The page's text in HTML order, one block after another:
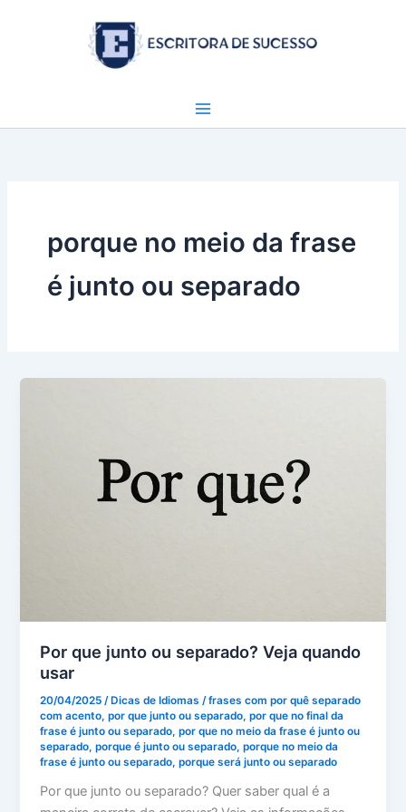
porque no meio da frase
é junto ou separado
Por que junto ou separado? Veja quando
usar
20/04/2025 /Dicas de Idiomas /frases com por quê separado
com acento,por que junto ou separado,por que no final da
frase é junto ou separado,por que no meio da frase é junto ou
separado,porque é junto ou separado,porque no meio da
frase é junto ou separado,porque será junto ou separado
Por que junto ou separado? Quer saber qual é a